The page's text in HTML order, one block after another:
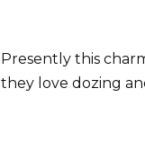
Presently this
they love dozing